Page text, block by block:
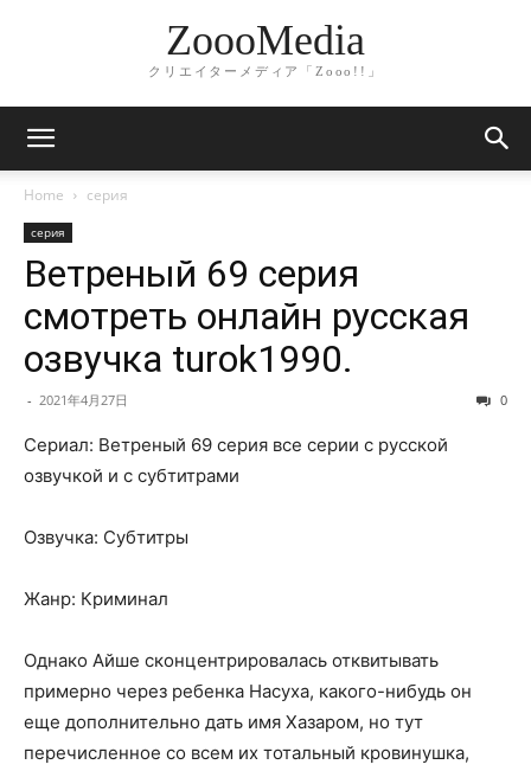
ZoooMedia
クリエイターメディア「Zooo!!」
Home серия
серия
Ветреный 69 серия
смотреть онлайн русская
озвучка turok1990.
- 2021年4月27日 0
Сериал: Ветреный 69 серия все серии с русской
озвучкой и с субтитрами
Озвучка: Субтитры
Жанр: Криминал
Однако Айше сконцентрировалась отквитывать
примерно через ребенка Насуха, какого-нибудь он
еще дополнительно дать имя Хазаром, но тут
перечисленное со всем их тотальный кровинушка,